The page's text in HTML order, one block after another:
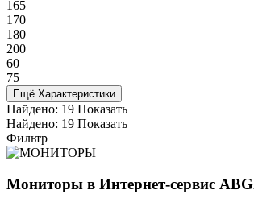
165
170
180
200
60
75
Ещё Характеристики
Найдено: 19 Показать
Найдено: 19 Показать
Фильтр
Мониторы в Интернет-сервис